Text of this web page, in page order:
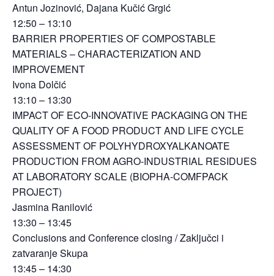
Antun Jozinović, Dajana Kučić Grgić
12:50 – 13:10
BARRIER PROPERTIES OF COMPOSTABLE
MATERIALS – CHARACTERIZATION AND
IMPROVEMENT
Ivona Dolčić
13:10 – 13:30
IMPACT OF ECO‐INNOVATIVE PACKAGING ON THE
QUALITY OF A FOOD PRODUCT AND LIFE CYCLE
ASSESSMENT OF POLYHYDROXYALKANOATE
PRODUCTION FROM AGRO‐INDUSTRIAL RESIDUES
AT LABORATORY SCALE (BIOPHA‐COMFPACK
PROJECT)
Jasmina Ranilović
13:30 – 13:45
Conclusions and Conference closing / Zaključci i
zatvaranje Skupa
13:45 – 14:30